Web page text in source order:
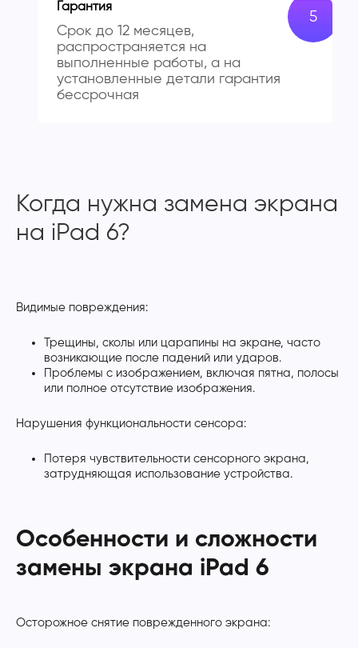
Гарантия
Срок до 12 месяцев,
распространяется на
выполненные работы, а на
установленные детали гарантия
бессрочная
Когда нужна замена экрана
на iPad 6?
Видимые повреждения:
Трещины, сколы или царапины на экране, часто
возникающие после падений или ударов.
Проблемы с изображением, включая пятна, полосы
или полное отсутствие изображения.
Нарушения функциональности сенсора:
Потеря чувствительности сенсорного экрана,
затрудняющая использование устройства.
Особенности и сложности
замены экрана iPad 6
Осторожное снятие поврежденного экрана: